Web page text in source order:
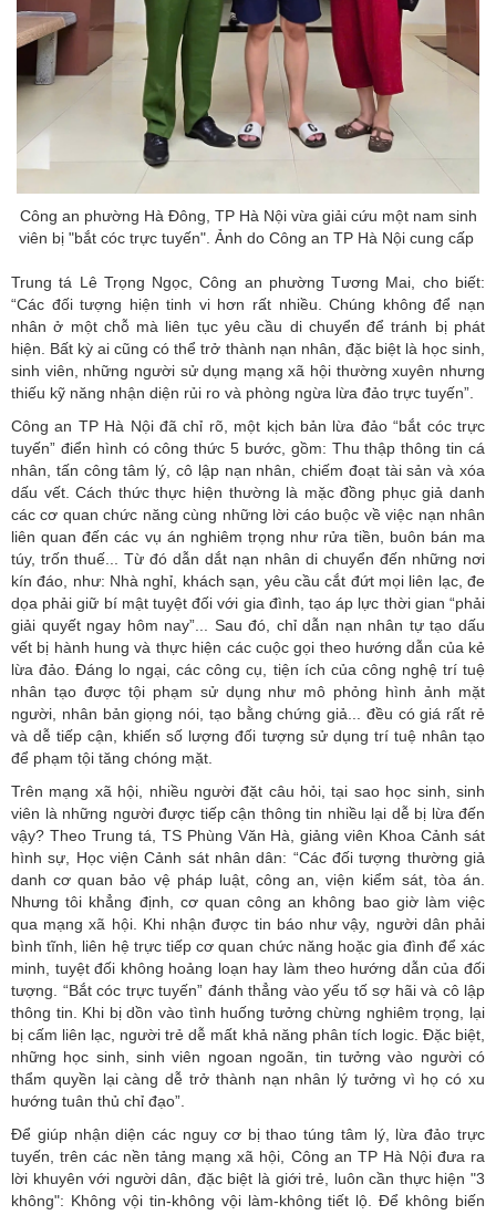
Công an phường Hà Đông, TP Hà Nội vừa giải cứu một nam sinh
viên bị "bắt cóc trực tuyến". Ảnh do Công an TP Hà Nội cung cấp
Trung tá Lê Trọng Ngọc, Công an phường Tương Mai, cho biết:
“Các đối tượng hiện tinh vi hơn rất nhiều. Chúng không để nạn
nhân ở một chỗ mà liên tục yêu cầu di chuyển để tránh bị phát
hiện. Bất kỳ ai cũng có thể trở thành nạn nhân, đặc biệt là học sinh,
sinh viên, những người sử dụng mạng xã hội thường xuyên nhưng
thiếu kỹ năng nhận diện rủi ro và phòng ngừa lừa đảo trực tuyến”.
Công an TP Hà Nội đã chỉ rõ, một kịch bản lừa đảo “bắt cóc trực
tuyến” điển hình có công thức 5 bước, gồm: Thu thập thông tin cá
nhân, tấn công tâm lý, cô lập nạn nhân, chiếm đoạt tài sản và xóa
dấu vết. Cách thức thực hiện thường là mặc đồng phục giả danh
các cơ quan chức năng cùng những lời cáo buộc về việc nạn nhân
liên quan đến các vụ án nghiêm trọng như rửa tiền, buôn bán ma
túy, trốn thuế... Từ đó dẫn dắt nạn nhân di chuyển đến những nơi
kín đáo, như: Nhà nghỉ, khách sạn, yêu cầu cắt đứt mọi liên lạc, đe
dọa phải giữ bí mật tuyệt đối với gia đình, tạo áp lực thời gian “phải
giải quyết ngay hôm nay”... Sau đó, chỉ dẫn nạn nhân tự tạo dấu
vết bị hành hung và thực hiện các cuộc gọi theo hướng dẫn của kẻ
lừa đảo. Đáng lo ngại, các công cụ, tiện ích của công nghệ trí tuệ
nhân tạo được tội phạm sử dụng như mô phỏng hình ảnh mặt
người, nhân bản giọng nói, tạo bằng chứng giả... đều có giá rất rẻ
và dễ tiếp cận, khiến số lượng đối tượng sử dụng trí tuệ nhân tạo
để phạm tội tăng chóng mặt.
Trên mạng xã hội, nhiều người đặt câu hỏi, tại sao học sinh, sinh
viên là những người được tiếp cận thông tin nhiều lại dễ bị lừa đến
vậy? Theo Trung tá, TS Phùng Văn Hà, giảng viên Khoa Cảnh sát
hình sự, Học viện Cảnh sát nhân dân: “Các đối tượng thường giả
danh cơ quan bảo vệ pháp luật, công an, viện kiểm sát, tòa án.
Nhưng tôi khẳng định, cơ quan công an không bao giờ làm việc
qua mạng xã hội. Khi nhận được tin báo như vậy, người dân phải
bình tĩnh, liên hệ trực tiếp cơ quan chức năng hoặc gia đình để xác
minh, tuyệt đối không hoảng loạn hay làm theo hướng dẫn của đối
tượng. “Bắt cóc trực tuyến” đánh thẳng vào yếu tố sợ hãi và cô lập
thông tin. Khi bị dồn vào tình huống tưởng chừng nghiêm trọng, lại
bị cấm liên lạc, người trẻ dễ mất khả năng phân tích logic. Đặc biệt,
những học sinh, sinh viên ngoan ngoãn, tin tưởng vào người có
thẩm quyền lại càng dễ trở thành nạn nhân lý tưởng vì họ có xu
hướng tuân thủ chỉ đạo”.
Để giúp nhận diện các nguy cơ bị thao túng tâm lý, lừa đảo trực
tuyến, trên các nền tảng mạng xã hội, Công an TP Hà Nội đưa ra
lời khuyên với người dân, đặc biệt là giới trẻ, luôn cần thực hiện "3
không": Không vội tin-không vội làm-không tiết lộ. Để không biến